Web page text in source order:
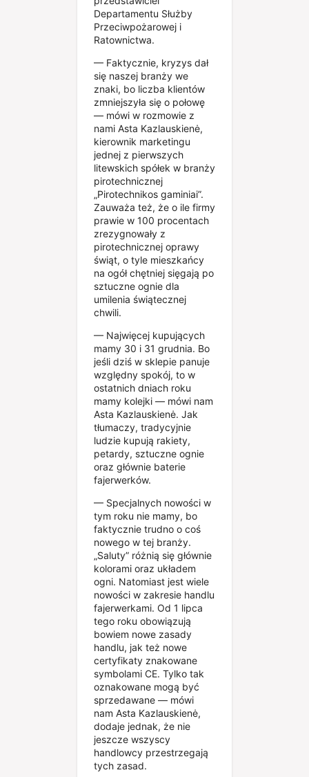
Departamentu Służby
Przeciwpożarowej i
Ratownictwa.
— Faktycznie, kryzys dał
się naszej branży we
znaki, bo liczba klientów
zmniejszyła się o połowę
— mówi w rozmowie z
nami Asta Kazlauskienė,
kierownik marketingu
jednej z pierwszych
litewskich spółek w branży
pirotechnicznej
„Pirotechnikos gaminiai”.
Zauważa też, że o ile firmy
prawie w 100 procentach
zrezygnowały z
pirotechnicznej oprawy
świąt, o tyle mieszkańcy
na ogół chętniej sięgają po
sztuczne ognie dla
umilenia świątecznej
chwili.
— Najwięcej kupujących
mamy 30 i 31 grudnia. Bo
jeśli dziś w sklepie panuje
względny spokój, to w
ostatnich dniach roku
mamy kolejki — mówi nam
Asta Kazlauskienė. Jak
tłumaczy, tradycyjnie
ludzie kupują rakiety,
petardy, sztuczne ognie
oraz głównie baterie
fajerwerków.
— Specjalnych nowości w
tym roku nie mamy, bo
faktycznie trudno o coś
nowego w tej branży.
„Saluty” różnią się głównie
kolorami oraz układem
ogni. Natomiast jest wiele
nowości w zakresie handlu
fajerwerkami. Od 1 lipca
tego roku obowiązują
bowiem nowe zasady
handlu, jak też nowe
certyfikaty znakowane
symbolami CE. Tylko tak
oznakowane mogą być
sprzedawane — mówi
nam Asta Kazlauskienė,
dodaje jednak, że nie
jeszcze wszyscy
handlowcy przestrzegają
tych zasad.